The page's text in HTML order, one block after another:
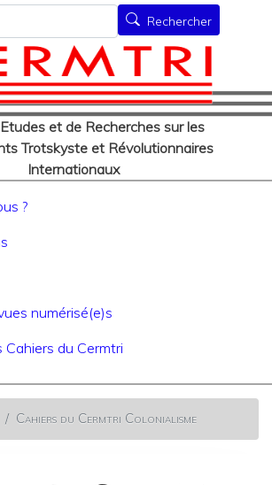
au
contenu
principal
du compte de
et de Recherches sur les
Trotskyste et Révolutionnaires
Internationaux
Rechercher
principale
?
numérisé(e)s
Cahiers du Cermtri
Cahiers du Cermtri Colonialisme